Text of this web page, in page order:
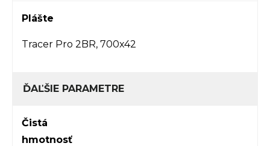
Plášte
Tracer Pro 2BR, 700x42
ĎAĽŠIE PARAMETRE
Čistá
hmotnosť